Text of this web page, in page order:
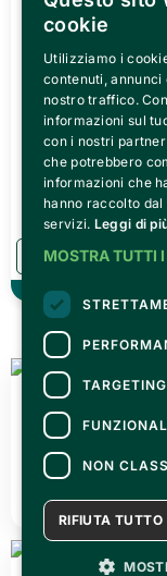
Teatro Cardinal
Massaia 2026/
Teatro Prosa
Teatro Cardinal
Torino
Biglietti a partire
Teatro
cookie
Utilizziamo i
contenuti, annunci
nostro traffico.
informazioni sul
con i nostri
che potrebbero
informazioni che
hanno raccolto
servizi. Leggi di
MOSTRA TUTTI
TARGETING
NON
RIFIUTA TUTTO